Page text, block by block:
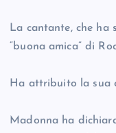
La cantante, che ha
“buona amica” di
Ha attribuito la sua
Madonna ha